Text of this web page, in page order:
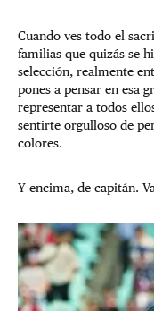
Cuando ves todo el
familias que quizás se
selección, realmente
pones a pensar en esa
representar a todos
sentirte orgulloso de
colores.
Y encima, de capitán.